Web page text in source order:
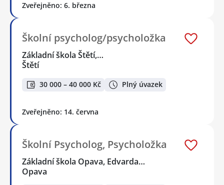
Zveřejněno: 6. března
Školní psycholog/psycholožka
Základní škola Štětí,…
Štětí
30 000 – 40 000 Kč Plný úvazek
Zveřejněno: 14. června
Školní Psycholog, Psycholožka
Základní škola Opava, Edvarda…
Opava